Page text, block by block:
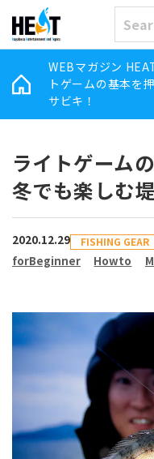
WEBマガジン
トゲームの基本を
サビキ！
ライトゲーム
冬でも楽しむ
2020.12.29 FISHING GEAR
forBeginner Howto